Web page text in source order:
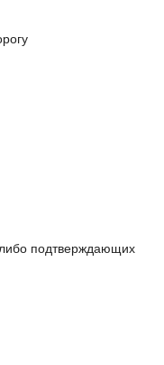
либо подтверждающих